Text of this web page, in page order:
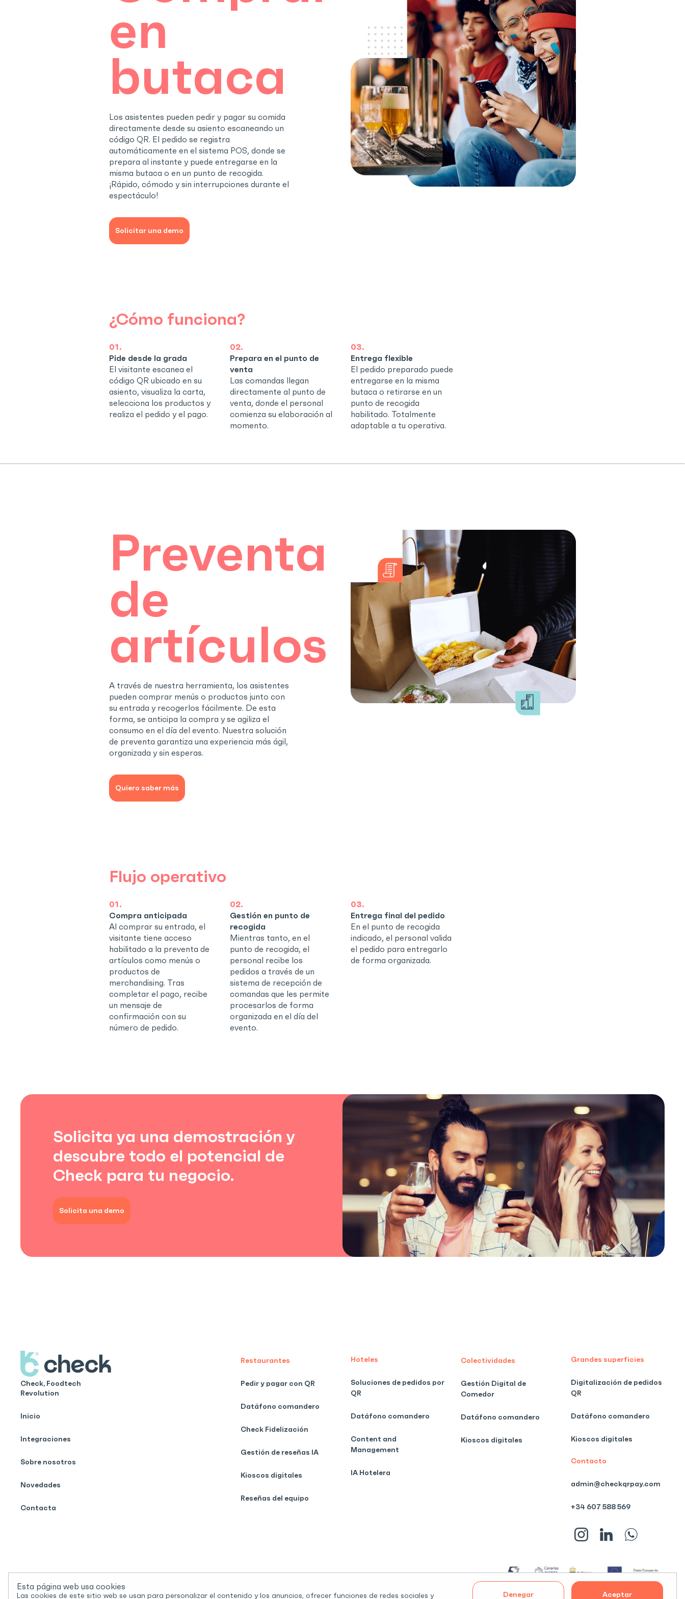
Esta página web usa cookies
Las cookies de este sitio web se usan para personalizar el contenido y los anuncios, ofrecer funciones de redes sociales y Denegar Aceptar
en
butaca
Los asistentes pueden pedir y pagar su comida
directamente desde su asiento escaneando un
código QR. El pedido se registra
automáticamente en el sistema POS, donde se
prepara al instante y puede entregarse en la
misma butaca o en un punto de recogida.
¡Rápido, cómodo y sin interrupciones durante el
espectáculo!
Solicitar una demo
¿Cómo funciona?
01.
Pide desde la grada
El visitante escanea el
código QR ubicado en su
asiento, visualiza la carta,
selecciona los productos y
realiza el pedido y el pago.
02.
Prepara en el punto de
venta
Las comandas llegan
directamente al punto de
venta, donde el personal
comienza su elaboración al
momento.
03.
Entrega flexible
El pedido preparado puede
entregarse en la misma
butaca o retirarse en un
punto de recogida
habilitado. Totalmente
adaptable a tu operativa.
Preventa
de
artículos
A través de nuestra herramienta, los asistentes
pueden comprar menús o productos junto con
su entrada y recogerlos fácilmente. De esta
forma, se anticipa la compra y se agiliza el
consumo en el día del evento. Nuestra solución
de preventa garantiza una experiencia más ágil,
organizada y sin esperas.
Quiero saber más
Flujo operativo
01.
Compra anticipada
Al comprar su entrada, el
visitante tiene acceso
habilitado a la preventa de
artículos como menús o
productos de
merchandising. Tras
completar el pago, recibe
un mensaje de
confirmación con su
número de pedido.
02.
Gestión en punto de
recogida
Mientras tanto, en el
punto de recogida, el
personal recibe los
pedidos a través de un
sistema de recepción de
comandas que les permite
procesarlos de forma
organizada en el día del
evento.
03.
Entrega final del pedido
En el punto de recogida
indicado, el personal valida
el pedido para entregarlo
de forma organizada.
Solicita ya una demostración y
descubre todo el potencial de
Check para tu negocio.
Solicita una demo
Check, Foodtech
Revolution
Inicio
Integraciones
Sobre nosotros
Novedades
Contacta
Restaurantes
Pedir y pagar con QR
Datáfono comandero
Check Fidelización
Gestión de reseñas IA
Kioscos digitales
Reseñas del equipo
Hoteles
Soluciones de pedidos por
QR
Datáfono comandero
Content and
Management
IA Hotelera
Colectividades
Gestión Digital de
Comedor
Datáfono comandero
Kioscos digitales
Grandes superficies
Digitalización de pedidos
QR
Datáfono comandero
Kioscos digitales
Contacto
admin@checkqrpay.com
+34 607 588 569
2024 © Check. Todos los derechos reservados.